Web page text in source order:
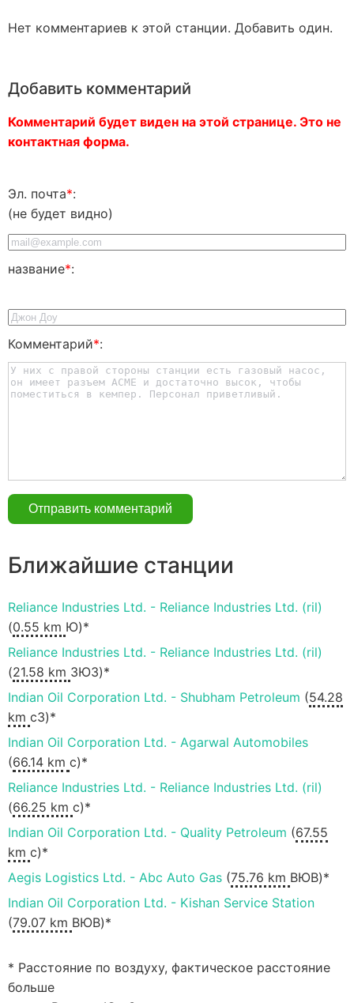
Нет комментариев к этой станции. Добавить один.
Добавить комментарий
Комментарий будет виден на этой странице. Это не
контактная форма.
Эл. почта*:
(не будет видно)
название*:
Комментарий*:
Ближайшие станции
Reliance Industries Ltd. - Reliance Industries Ltd. (ril)
(0.55 km Ю)*
Reliance Industries Ltd. - Reliance Industries Ltd. (ril)
(21.58 km ЗЮЗ)*
Indian Oil Corporation Ltd. - Shubham Petroleum (54.28
km сЗ)*
Indian Oil Corporation Ltd. - Agarwal Automobiles
(66.14 km с)*
Reliance Industries Ltd. - Reliance Industries Ltd. (ril)
(66.25 km с)*
Indian Oil Corporation Ltd. - Quality Petroleum (67.55
km с)*
Aegis Logistics Ltd. - Abc Auto Gas (75.76 km ВЮВ)*
Indian Oil Corporation Ltd. - Kishan Service Station
(79.07 km ВЮВ)*
* Расстояние по воздуху, фактическое расстояние
больше